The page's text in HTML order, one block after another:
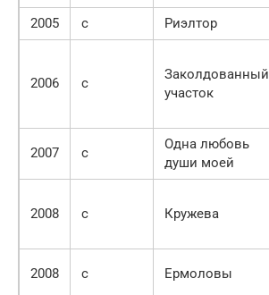
2005 с Риэлтор
2006 с
Заколдованный
участок
2007 с
Одна любовь
души моей
2008 с Кружева
2008 с Ермоловы